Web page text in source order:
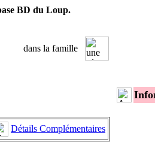
BD du Loup.
dans la famille
Détails Complémentaires